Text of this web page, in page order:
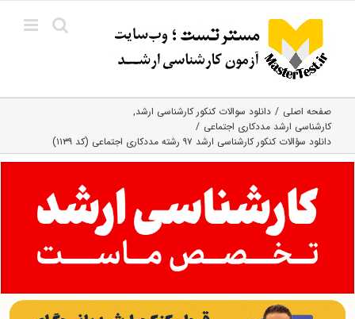
content
صفحه اصلی
دانلود سوالات کنکور کارشناسی ارشد
کارشناسی ارشد مددکاری اجتماعی
دانلود سؤالات کنکور کارشناسی ارشد ۹۷ رشته مددکاری اجتماعی (کد ۱۱۳۹)